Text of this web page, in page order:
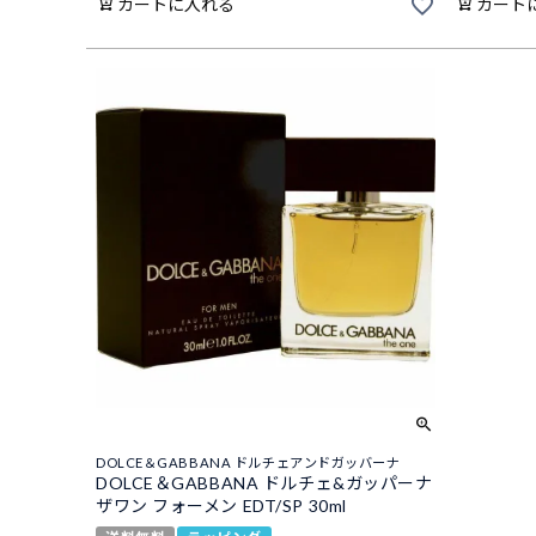
カートに入れる カート
DOLCE＆GABBANA ドルチェアンドガッバーナ
DOLCE＆GABBANA ドルチェ&ガッパーナ
ザワン フォーメン EDT/SP 30ml